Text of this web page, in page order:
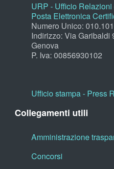
URP - Ufficio
Posta Elettronica
Numero Unico:
Indirizzo: Via Garibaldi
Genova
P. Iva: 00856930102
Ufficio stampa - Press
Collegamenti utili
Amministrazione
Concorsi